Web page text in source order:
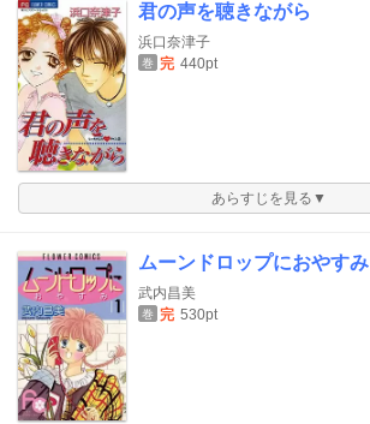
君の声を聴きながら
浜口奈津子
巻 完 440pt
あらすじを見る▼
ムーンドロップにおやすみ
武内昌美
巻 完 530pt